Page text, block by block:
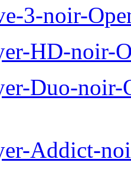
3-noir-
HD-noir-
Duo-
Addict-